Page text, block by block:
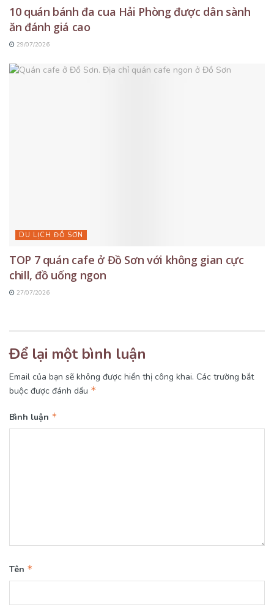
10 quán bánh đa cua Hải Phòng được dân sành
ăn đánh giá cao
29/07/2026
DU LỊCH ĐỒ SƠN
TOP 7 quán cafe ở Đồ Sơn với không gian cực
chill, đồ uống ngon
27/07/2026
Để lại một bình luận
Email của bạn sẽ không được hiển thị công khai. Các trường bắt
buộc được đánh dấu *
Bình luận *
Tên *